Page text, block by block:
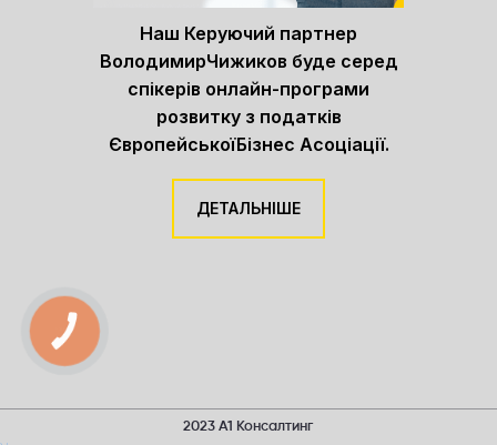
Наш Керуючий партнер
ВолодимирЧижиков буде серед
спікерів онлайн-програми
розвитку з податків
ЄвропейськоїБізнес Асоціації.
ДЕТАЛЬНІШЕ
2023 А1 Консалтинг
КНОПКА
ЗВ'ЯЗКУ